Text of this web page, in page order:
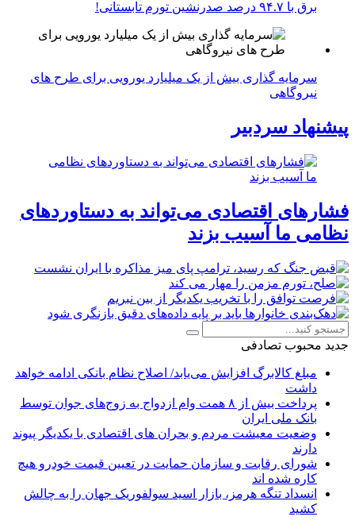
برق با ۹۴.۷ درصد صدرنشین تورم تابستانی!
سرمایه گذاری بیش از یک میلیارد یورویی برای طرح های
نیروگاهی
پیشنهاد سردبیر
فشارهای اقتصادی می‌تواند به دستاوردهای
نظامی ما آسیب بزند
جدید محبوب تصادفی
مبلغ کالابرگ افزایش می‌یابد/ اصلاح نظام بانکی ادامه خواهد
داشت
پرداخت بیش از ۸ همت وام ازدواج به زوج‌های جوان توسط
بانک ملی ایران
وضعیت معیشت مردم و بحران های اقتصادی با یکدیگر پیوند
دارند
شورای رقابت و سازمان حمایت در تعیین قیمت خودرو هیچ
کاره شده اند
انسداد تنگه هرمز، بازار اسید سولفوریک جهان را به چالش
کشید